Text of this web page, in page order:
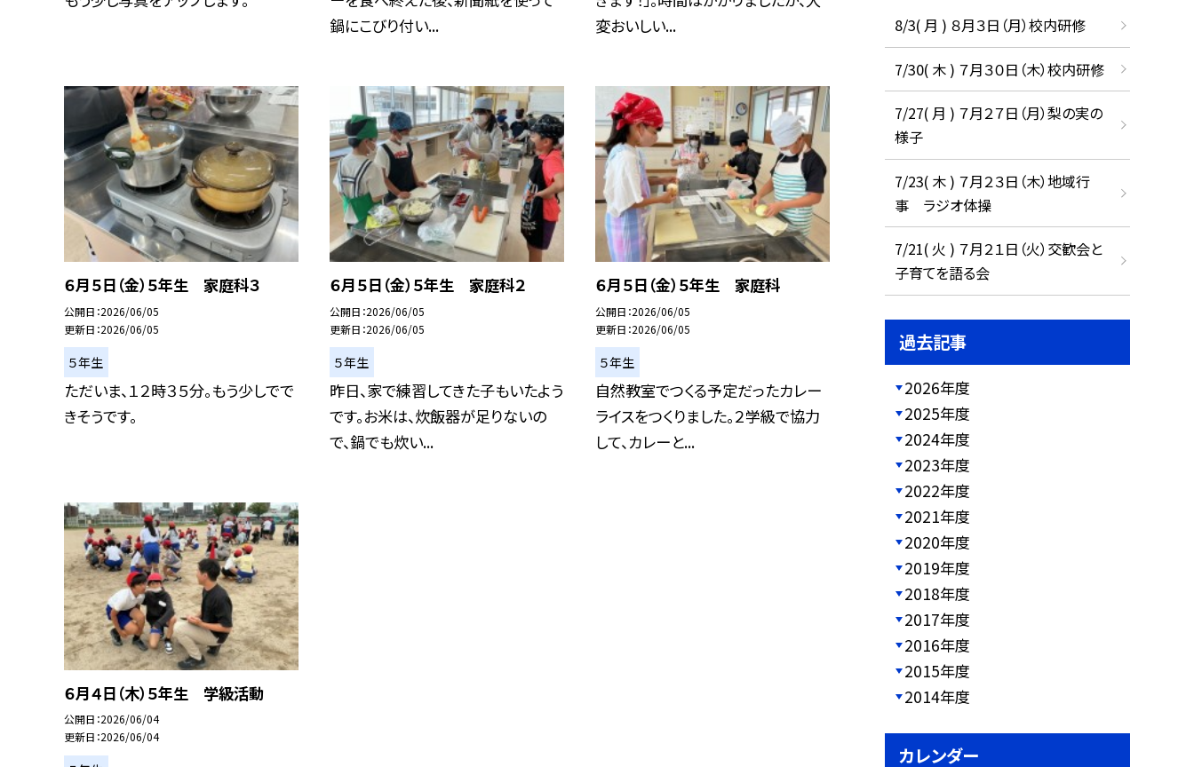
鍋にこびり付い...
変おいしい...
６月５日（金）５年生 家庭科３
公開日 2026/06/05
更新日 2026/06/05
５年生
ただいま、１２時３５分。もう少しでで
きそうです。
６月５日（金）５年生 家庭科２
公開日 2026/06/05
更新日 2026/06/05
５年生
昨日、家で練習してきた子もいたよう
です。お米は、炊飯器が足りないの
で、鍋でも炊い...
６月５日（金）５年生 家庭科
公開日 2026/06/05
更新日 2026/06/05
５年生
自然教室でつくる予定だったカレー
ライスをつくりました。２学級で協力
して、カレーと...
６月４日（木）５年生 学級活動
公開日 2026/06/04
更新日 2026/06/04
8/3( 月 ) ８月３日（月）校内研修
7/30( 木 ) ７月３０日（木）校内研修
7/27( 月 ) ７月２７日（月）梨の実の
様子
7/23( 木 ) ７月２３日（木）地域行
事 ラジオ体操
7/21( 火 ) ７月２１日（火）交歓会と
子育てを語る会
過去記事
2026年度
2025年度
2024年度
2023年度
2022年度
2021年度
2020年度
2019年度
2018年度
2017年度
2016年度
2015年度
2014年度
カレンダー